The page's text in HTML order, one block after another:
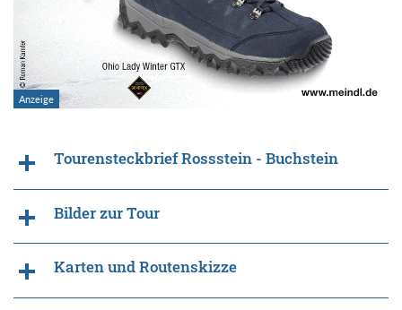
Tourensteckbrief Rossstein - Buchstein
Bilder zur Tour
Karten und Routenskizze